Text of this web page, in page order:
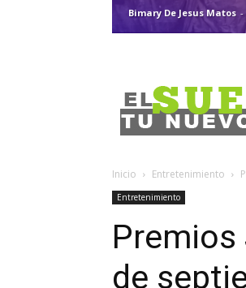
Bimary De Jesus Matos -
Inicio Entretenimiento
Entretenimiento
Premios
de